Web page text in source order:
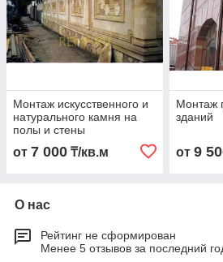
Монтаж искусственного и
натурального камня на
полы и стены
от 7 000 ₸/кв.м
Монтаж
зданий
от 9
О нас
Рейтинг не сформирован
Менее 5 отзывов за последний